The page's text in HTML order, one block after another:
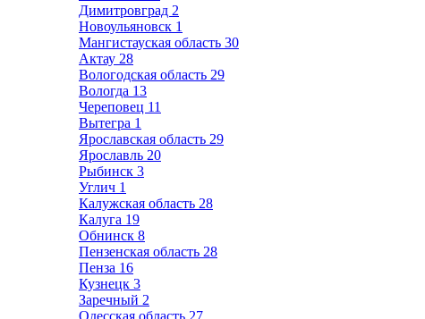
Димитровград 2
Новоульяновск 1
Мангистауская область 30
Актау 28
Вологодская область 29
Вологда 13
Череповец 11
Вытегра 1
Ярославская область 29
Ярославль 20
Рыбинск 3
Углич 1
Калужская область 28
Калуга 19
Обнинск 8
Пензенская область 28
Пенза 16
Кузнецк 3
Заречный 2
Одесская область 27